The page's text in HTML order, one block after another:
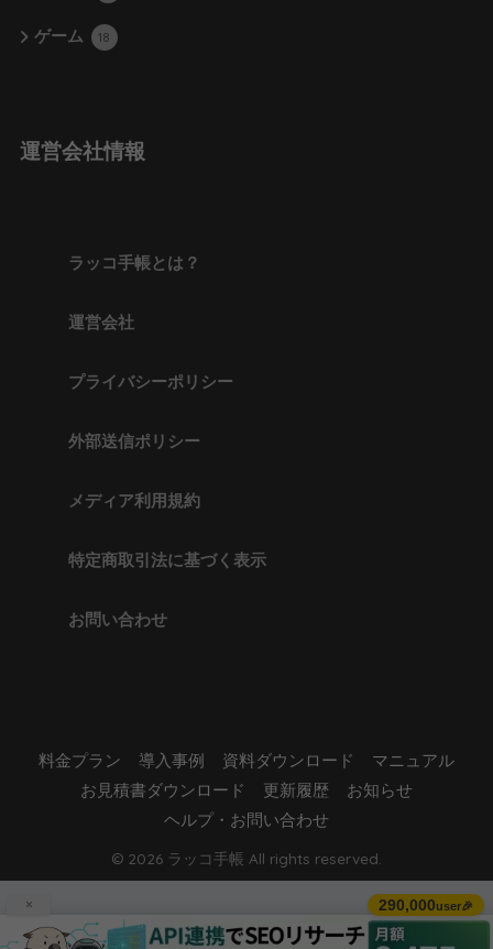
× 290,000user🎉
ゲーム 18
運営会社情報
ラッコ手帳とは？
運営会社
プライバシーポリシー
外部送信ポリシー
メディア利用規約
特定商取引法に基づく表示
お問い合わせ
料金プラン 導入事例 資料ダウンロード
マニュアル
お見積書ダウンロード
更新履歴
お知らせ
ヘルプ・お問い合わせ
© 2026 ラッコ手帳 All rights reserved.